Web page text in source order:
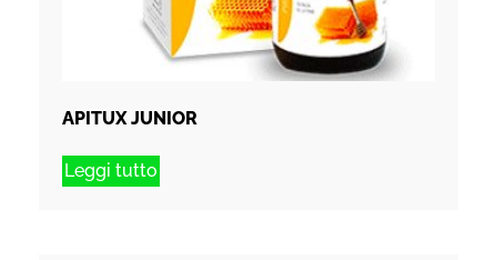
APITUX JUNIOR
Leggi tutto